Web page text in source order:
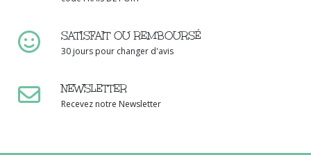
SATISFAIT OU REMBOURSÉ
30 jours pour changer d'avis
NEWSLETTER
Recevez notre Newsletter